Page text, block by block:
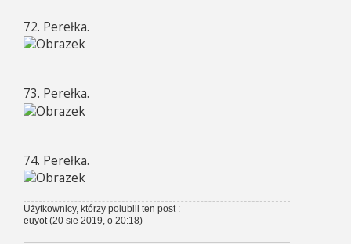
72. Perełka.
73. Perełka.
74. Perełka.
Użytkownicy, którzy polubili ten post :
euyot(20 sie 2019, o 20:18)